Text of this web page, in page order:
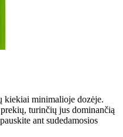
kiekiai minimalioje dozėje.
turinčių jus dominančią
ant sudedamosios